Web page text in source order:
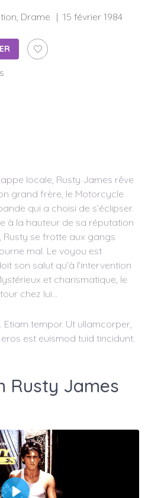
Drame 15 février 1984
locale, Rusty James rêve
grand frère, le Motorcycle
qui a choisi de s’éclipser.
à la hauteur de sa réputation
Rusty se frotte aux gangs
mal. Le voyou est
son salut qu’à l’intervention
et charismatique, le
chez lui…
tempor. Ut ullamcorper,
est euismod tuid tincidunt.
Rusty James